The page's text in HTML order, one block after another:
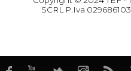
Summer
Food & Wine
Business
SCRL P.Iva